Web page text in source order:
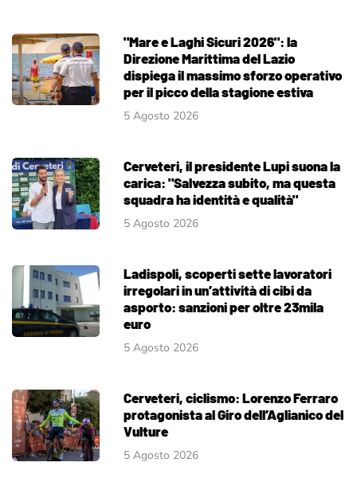
"Mare e Laghi Sicuri 2026": la
Direzione Marittima del Lazio
dispiega il massimo sforzo operativo
per il picco della stagione estiva
5 Agosto 2026
Cerveteri, il presidente Lupi suona la
carica: "Salvezza subito, ma questa
squadra ha identità e qualità"
5 Agosto 2026
Ladispoli, scoperti sette lavoratori
irregolari in un’attività di cibi da
asporto: sanzioni per oltre 23mila
euro
5 Agosto 2026
Cerveteri, ciclismo: Lorenzo Ferraro
protagonista al Giro dell’Aglianico del
Vulture
5 Agosto 2026